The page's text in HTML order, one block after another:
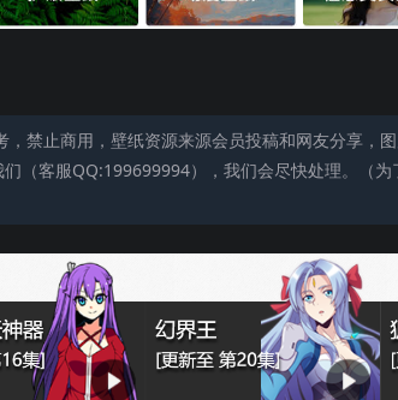
禁止商用，壁纸资源来源会员投稿和网友分享，
（客服QQ:199699994），我们会尽快处理。（